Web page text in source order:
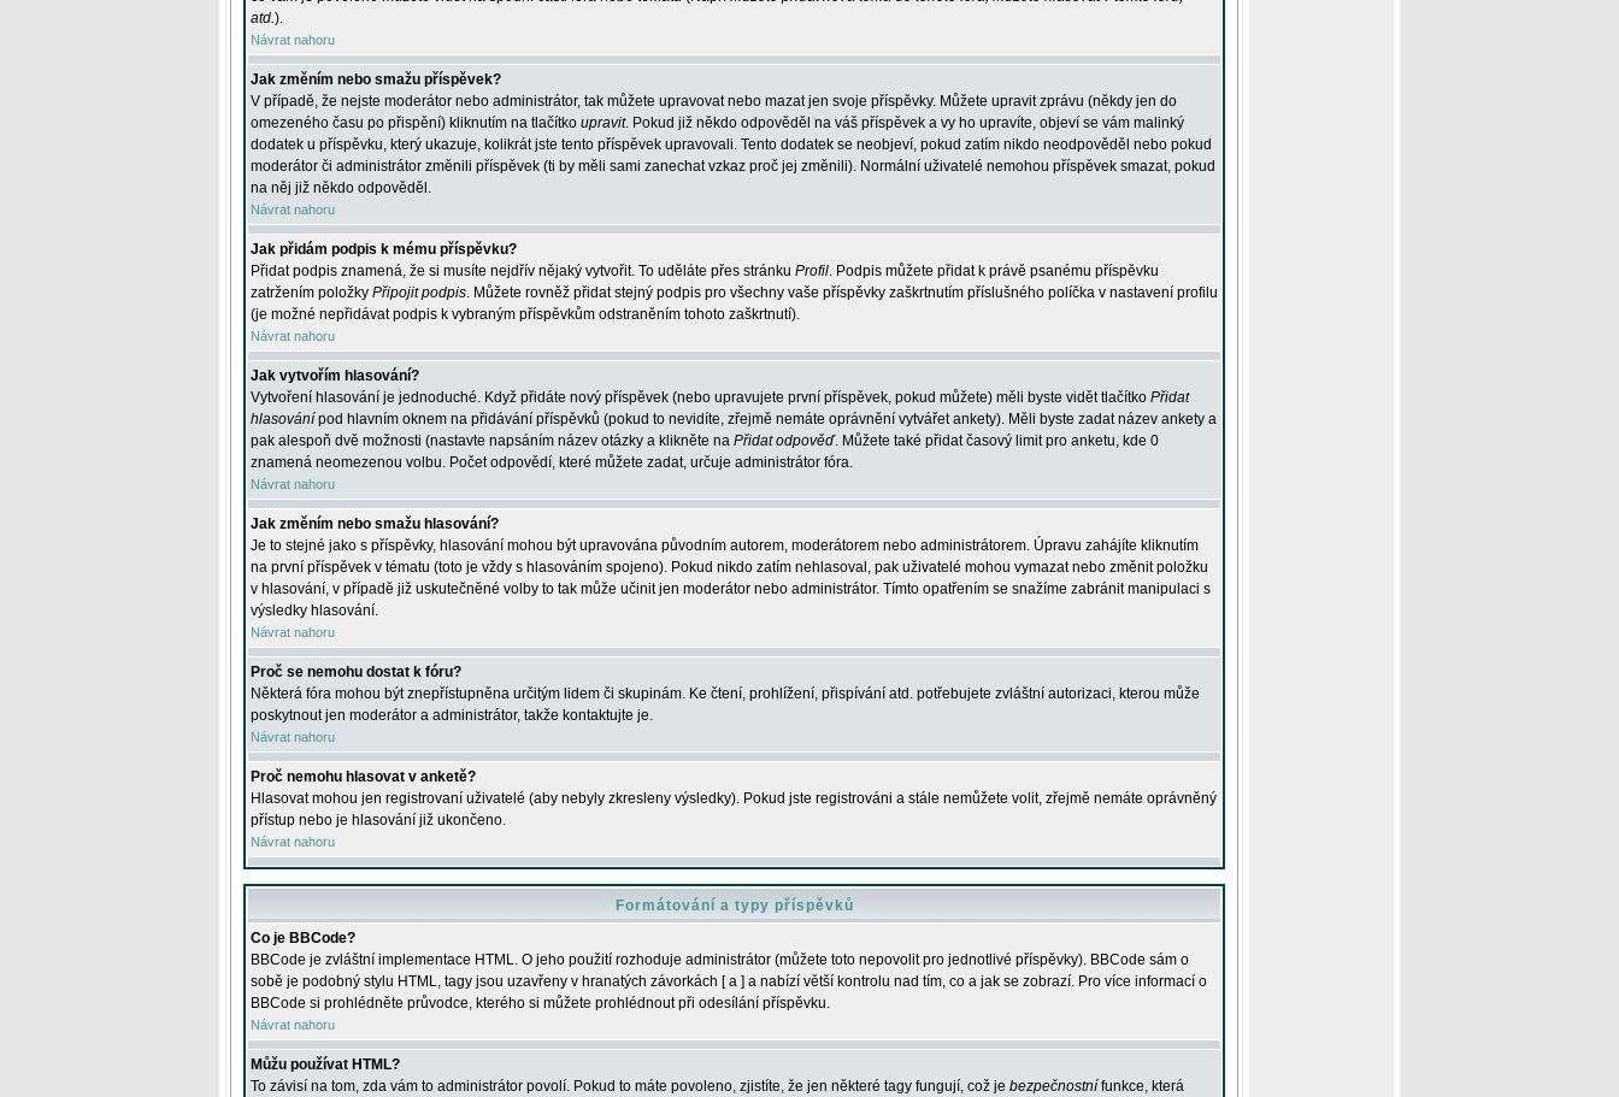
atd.).
Návrat nahoru
Jak změním nebo smažu příspěvek?
V případě, že nejste moderátor nebo administrátor, tak můžete upravovat nebo mazat jen svoje příspěvky. Můžete upravit zprávu (někdy jen do
omezeného času po přispění) kliknutím na tlačítko upravit. Pokud již někdo odpověděl na váš příspěvek a vy ho upravíte, objeví se vám malinký
dodatek u příspěvku, který ukazuje, kolikrát jste tento příspěvek upravovali. Tento dodatek se neobjeví, pokud zatím nikdo neodpověděl nebo pokud
moderátor či administrátor změnili příspěvek (ti by měli sami zanechat vzkaz proč jej změnili). Normální uživatelé nemohou příspěvek smazat, pokud
na něj již někdo odpověděl.
Návrat nahoru
Jak přidám podpis k mému příspěvku?
Přidat podpis znamená, že si musíte nejdřív nějaký vytvořit. To uděláte přes stránku Profil. Podpis můžete přidat k právě psanému příspěvku
zatržením položky Připojit podpis. Můžete rovněž přidat stejný podpis pro všechny vaše příspěvky zaškrtnutím příslušného políčka v nastavení profilu
(je možné nepřidávat podpis k vybraným příspěvkům odstraněním tohoto zaškrtnutí).
Návrat nahoru
Jak vytvořím hlasování?
Vytvoření hlasování je jednoduché. Když přidáte nový příspěvek (nebo upravujete první příspěvek, pokud můžete) měli byste vidět tlačítko Přidat
hlasování pod hlavním oknem na přidávání příspěvků (pokud to nevidíte, zřejmě nemáte oprávnění vytvářet ankety). Měli byste zadat název ankety a
pak alespoň dvě možnosti (nastavte napsáním název otázky a klikněte na Přidat odpověď. Můžete také přidat časový limit pro anketu, kde 0
znamená neomezenou volbu. Počet odpovědí, které můžete zadat, určuje administrátor fóra.
Návrat nahoru
Jak změním nebo smažu hlasování?
Je to stejné jako s příspěvky, hlasování mohou být upravována původním autorem, moderátorem nebo administrátorem. Úpravu zahájíte kliknutím
na první příspěvek v tématu (toto je vždy s hlasováním spojeno). Pokud nikdo zatím nehlasoval, pak uživatelé mohou vymazat nebo změnit položku
v hlasování, v případě již uskutečněné volby to tak může učinit jen moderátor nebo administrátor. Tímto opatřením se snažíme zabránit manipulaci s
výsledky hlasování.
Návrat nahoru
Proč se nemohu dostat k fóru?
Některá fóra mohou být znepřístupněna určitým lidem či skupinám. Ke čtení, prohlížení, přispívání atd. potřebujete zvláštní autorizaci, kterou může
poskytnout jen moderátor a administrátor, takže kontaktujte je.
Návrat nahoru
Proč nemohu hlasovat v anketě?
Hlasovat mohou jen registrovaní uživatelé (aby nebyly zkresleny výsledky). Pokud jste registrováni a stále nemůžete volit, zřejmě nemáte oprávněný
přístup nebo je hlasování již ukončeno.
Návrat nahoru
Formátování a typy příspěvků
Co je BBCode?
BBCode je zvláštní implementace HTML. O jeho použití rozhoduje administrátor (můžete toto nepovolit pro jednotlivé příspěvky). BBCode sám o
sobě je podobný stylu HTML, tagy jsou uzavřeny v hranatých závorkách [ a ] a nabízí větší kontrolu nad tím, co a jak se zobrazí. Pro více informací o
BBCode si prohlédněte průvodce, kterého si můžete prohlédnout při odesílání příspěvku.
Návrat nahoru
Můžu používat HTML?
To závisí na tom, zda vám to administrátor povolí. Pokud to máte povoleno, zjistíte, že jen některé tagy fungují, což je bezpečnostní funkce, která